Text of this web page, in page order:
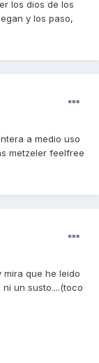
los dios de los
y los paso,
a medio uso
metzeler feelfree
mira que he leido
un susto....(toco